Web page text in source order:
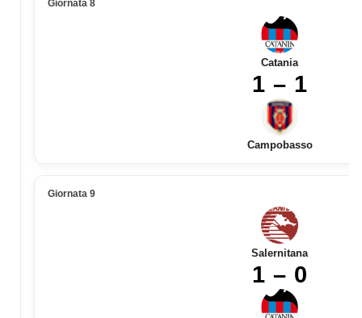
Giornata 8
Catania
1 – 1
Campobasso
Giornata 9
Salernitana
1 – 0